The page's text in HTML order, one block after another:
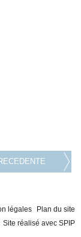
légales
Plan du site
Site réalisé avec SPIP